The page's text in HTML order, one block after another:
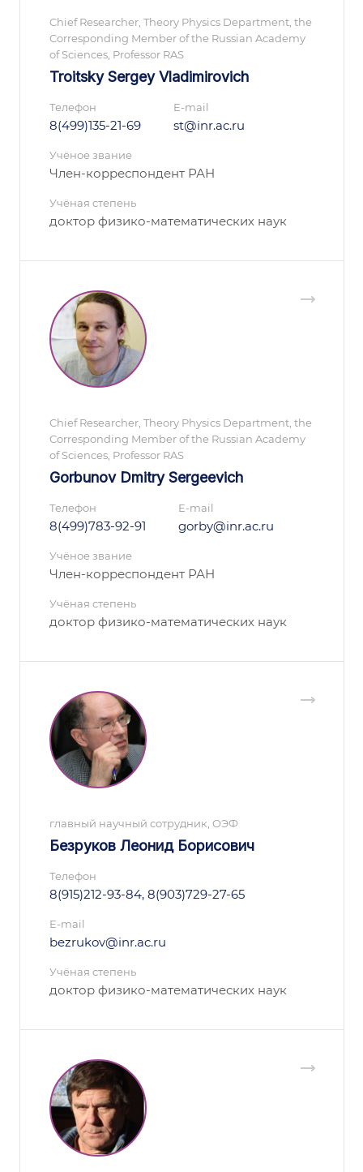
Chief Researcher, Theory Physics Department, the
Corresponding Member of the Russian Academy
of Sciences, Professor RAS
Troitsky Sergey Vladimirovich
Телефон
8(499)135-21-69
E-mail
st@inr.ac.ru
Учёное звание
Член-корреспондент РАН
Учёная степень
доктор физико-математических наук
Chief Researcher, Theory Physics Department, the
Corresponding Member of the Russian Academy
of Sciences, Professor RAS
Gorbunov Dmitry Sergeevich
Телефон
8(499)783-92-91
E-mail
gorby@inr.ac.ru
Учёное звание
Член-корреспондент РАН
Учёная степень
доктор физико-математических наук
главный научный сотрудник, ОЭФ
Безруков Леонид Борисович
Телефон
8(915)212-93-84, 8(903)729-27-65
E-mail
bezrukov@inr.ac.ru
Учёная степень
доктор физико-математических наук